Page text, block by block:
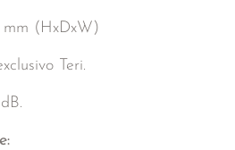
mm (HxDxW)
Teri.